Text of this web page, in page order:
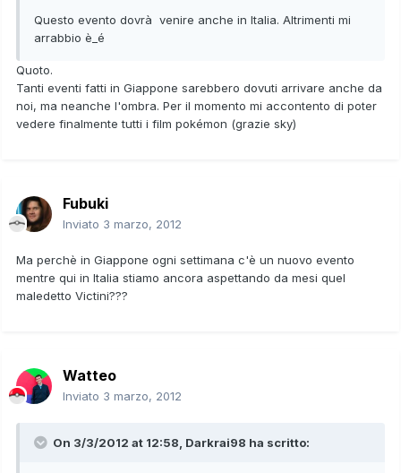
Questo evento dovrà venire anche in Italia. Altrimenti mi
arrabbio è_é
Quoto.
Tanti eventi fatti in Giappone sarebbero dovuti arrivare anche da
noi, ma neanche l'ombra. Per il momento mi accontento di poter
vedere finalmente tutti i film pokémon (grazie sky)
Fubuki
Inviato 3 marzo, 2012
Ma perchè in Giappone ogni settimana c'è un nuovo evento
mentre qui in Italia stiamo ancora aspettando da mesi quel
maledetto Victini???
Watteo
Inviato 3 marzo, 2012
On 3/3/2012 at 12:58, Darkrai98 ha scritto: